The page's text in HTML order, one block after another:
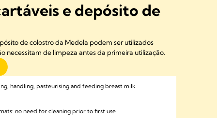
e depósito de
de colostro da Medela podem ser utilizados
necessitam de limpeza antes da primeira utilização.
handling, pasteurising and feeding breast milk
no need for cleaning prior to first use